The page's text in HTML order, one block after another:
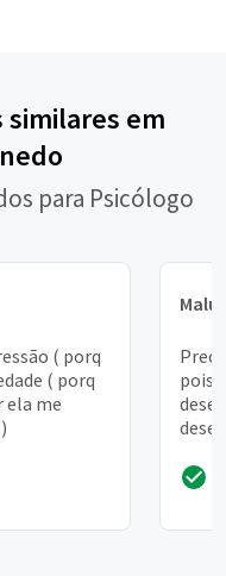
em
para Psicólogo
( porq
( porq
ela me
Malu
pois